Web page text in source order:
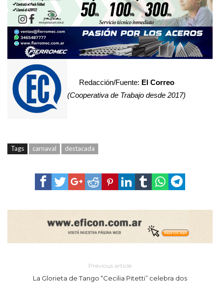
Redacción/Fuente: El Correo
(Cooperativa de Trabajo desde 2017)
Tags carnaval destacada
Previous article
La Glorieta de Tango “Cecilia Pitetti” celebra dos